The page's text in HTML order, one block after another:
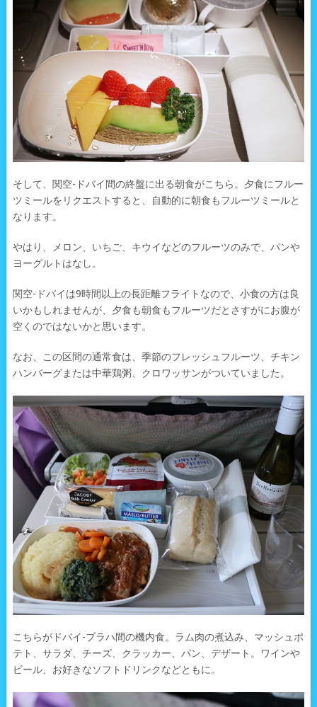
そして、関空-ドバイ間の終盤に出る朝食がこちら。夕食にフルー
ツミールをリクエストすると、自動的に朝食もフルーツミールと
なります。
やはり、メロン、いちご、キウイなどのフルーツのみで、パンや
ヨーグルトはなし。
関空-ドバイは9時間以上の長距離フライトなので、小食の方は良
いかもしれませんが、夕食も朝食もフルーツだとさすがにお腹が
空くのではないかと思います。
なお、この区間の通常食は、季節のフレッシュフルーツ、チキン
ハンバーグまたは中華鶏粥、クロワッサンがついていました。
こちらがドバイ-プラハ間の機内食。ラム肉の煮込み、マッシュポ
テト、サラダ、チーズ、クラッカー、パン、デザート。ワインや
ビール、お好きなソフトドリンクなどともに。